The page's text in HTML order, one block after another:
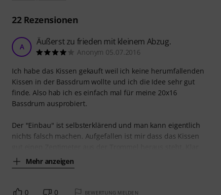
22Rezensionen
A Äußerst zu frieden mit kleinem Abzug.
Anonym 05.07.2016
Ich habe das Kissen gekauft weil ich keine herumfallenden
Kissen in der Bassdrum wollte und ich die Idee sehr gut
finde. Also hab ich es einfach mal für meine 20x16
Bassdrum ausprobiert.
Der "Einbau" ist selbsterklärend und man kann eigentlich
nichts falsch machen. Aufgefallen ist mir dass das Kissen
Mehr anzeigen
0 0 BEWERTUNG MELDEN